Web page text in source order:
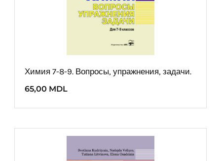
Химия 7-8-9. Вопросы, упражнения, задачи.
65,00 MDL